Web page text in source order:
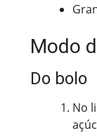
Modo
Do bolo
No